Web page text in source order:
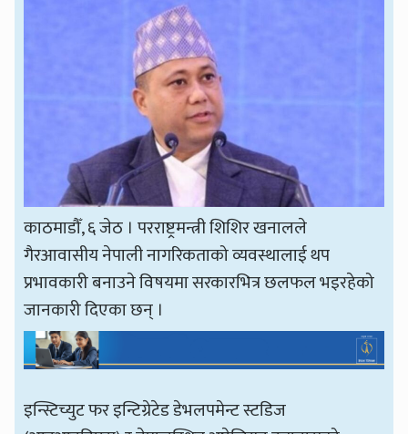
काठमाडौँ, ६ जेठ । परराष्ट्रमन्त्री शिशिर खनालले
गैरआवासीय नेपाली नागरिकताको व्यवस्थालाई थप
प्रभावकारी बनाउने विषयमा सरकारभित्र छलफल भइरहेको
जानकारी दिएका छन् ।
इन्स्टिच्युट फर इन्टिग्रेटेड डेभलपमेन्ट स्टडिज